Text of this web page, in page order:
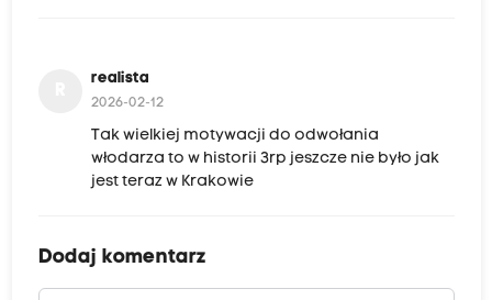
realista
2026-02-12
Tak wielkiej motywacji do odwołania
włodarza to w historii 3rp jeszcze nie było jak
jest teraz w Krakowie
Dodaj komentarz